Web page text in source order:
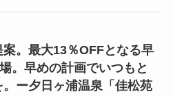
。最大13％OFFとなる早
。早めの計画でいつもと
ー夕日ヶ浦温泉「佳松苑